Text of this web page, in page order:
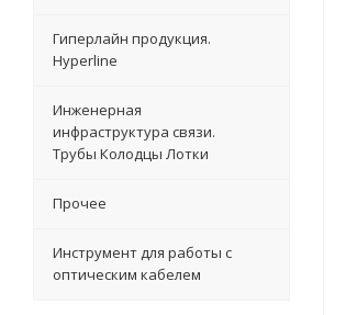
Гиперлайн продукция.
Hyperline
Инженерная
инфраструктура связи.
Трубы Колодцы Лотки
Прочее
Инструмент для работы с
оптическим кабелем